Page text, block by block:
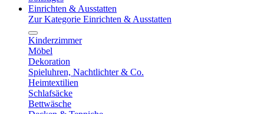
Einrichten & Ausstatten
Zur Kategorie Einrichten & Ausstatten
Kinderzimmer
Möbel
Dekoration
Spieluhren, Nachtlichter & Co.
Heimtextilien
Schlafsäcke
Bettwäsche